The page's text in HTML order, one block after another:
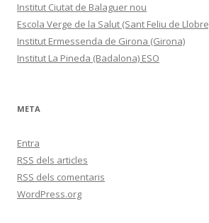
Institut Ciutat de Balaguer nou
Escola Verge de la Salut (Sant Feliu de
Institut Ermessenda de Girona (Girona)
Institut La Pineda (Badalona) ESO
META
Entra
RSS dels articles
RSS dels comentaris
WordPress.org